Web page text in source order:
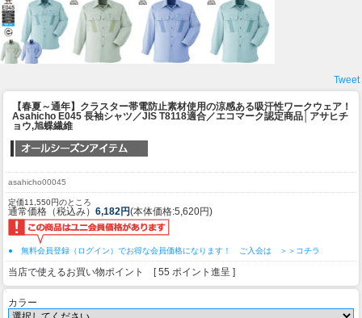
Tweet
【春夏～通年】クラスター帯電防止素材使用の涼感ある吸汗性ワークウェア！
Asahicho E045 長袖シャツ／JIS T8118適合／エコマーク認定商品│アサヒチ
ョウ,旭蝶繊維
asahicho00045
定価11,550円のところ
通常価格（税込み） 6,182円(本体価格:5,620円)
● 無料会員登録（ログイン）でお得な会員価格になります！ ご入会は ＞＞コチラ
当店で使えるお買い物ポイント [ 55 ポイント進呈 ]
カラー